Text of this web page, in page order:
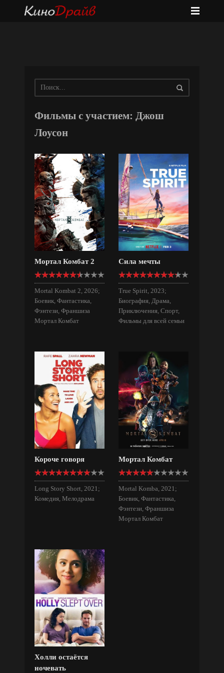
Фильмы с участием: Джош
Лоусон
Мортал Комбат 2
Mortal Kombat 2, 2026;
Боевик, Фантастика,
Фэнтези, Франшиза
Мортал Комбат
Сила мечты
True Spirit, 2023;
Биография, Драма,
Приключения, Спорт,
Фильмы для всей семьи
Короче говоря
Long Story Short, 2021;
Комедия, Мелодрама
Мортал Комбат
Mortal Komba, 2021;
Боевик, Фантастика,
Фэнтези, Франшиза
Мортал Комбат
Холли остаётся
ночевать